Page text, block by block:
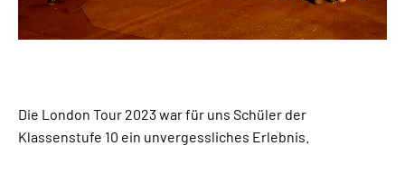
Die London Tour 2023 war für uns Schüler der
Klassenstufe 10 ein unvergessliches Erlebnis.